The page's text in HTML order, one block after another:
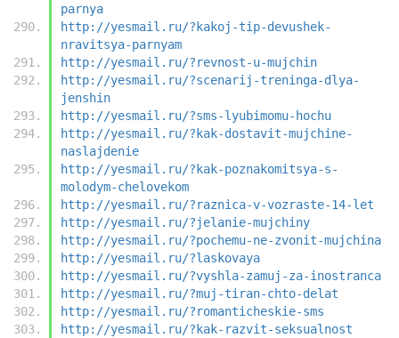
parnya
http://yesmail.ru/?kakoj-tip-devushek-
nravitsya-parnyam
http://yesmail.ru/?revnost-u-mujchin
http://yesmail.ru/?scenarij-treninga-dlya-
jenshin
http://yesmail.ru/?sms-lyubimomu-hochu
http://yesmail.ru/?kak-dostavit-mujchine-
naslajdenie
http://yesmail.ru/?kak-poznakomitsya-s-
molodym-chelovekom
http://yesmail.ru/?raznica-v-vozraste-14-let
http://yesmail.ru/?jelanie-mujchiny
http://yesmail.ru/?pochemu-ne-zvonit-mujchina
http://yesmail.ru/?laskovaya
http://yesmail.ru/?vyshla-zamuj-za-inostranca
http://yesmail.ru/?muj-tiran-chto-delat
http://yesmail.ru/?romanticheskie-sms
http://yesmail.ru/?kak-razvit-seksualnost